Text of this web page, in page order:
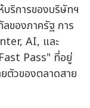
ริการของบริษัทฯ
ของภาครัฐ การ
AI, และ
Pass" ที่อยู่
ตัวของตลาดสาย